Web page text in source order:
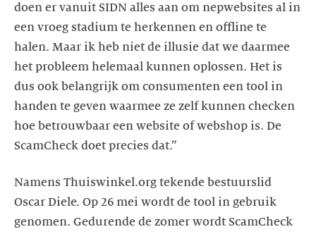
doen er vanuit SIDN alles aan om nepwebsites al in
een vroeg stadium te herkennen en offline te
halen. Maar ik heb niet de illusie dat we daarmee
het probleem helemaal kunnen oplossen. Het is
dus ook belangrijk om consumenten een tool in
handen te geven waarmee ze zelf kunnen checken
hoe betrouwbaar een website of webshop is. De
ScamCheck doet precies dat.”
Namens Thuiswinkel.org tekende bestuurslid
Oscar Diele. Op 26 mei wordt de tool in gebruik
genomen. Gedurende de zomer wordt ScamCheck